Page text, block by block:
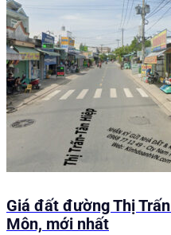
Giá đất đường Thị
Môn, mới nhất